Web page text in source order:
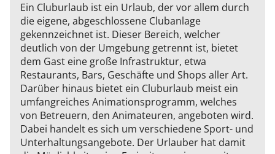
Ein Cluburlaub ist ein Urlaub, der vor allem durch
die eigene, abgeschlossene Clubanlage
gekennzeichnet ist. Dieser Bereich, welcher
deutlich von der Umgebung getrennt ist, bietet
dem Gast eine große Infrastruktur, etwa
Restaurants, Bars, Geschäfte und Shops aller Art.
Darüber hinaus bietet ein Cluburlaub meist ein
umfangreiches Animationsprogramm, welches
von Betreuern, den Animateuren, angeboten wird.
Dabei handelt es sich um verschiedene Sport- und
Unterhaltungsangebote. Der Urlauber hat damit